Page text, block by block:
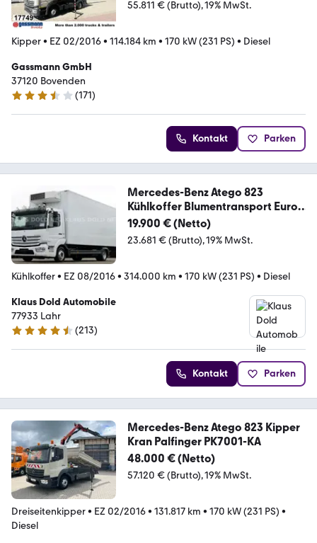
55.811 € (Brutto) 19% MwSt.
Kipper• EZ 02/2016• 114.184 km • 170 kW (231 PS) • Diesel
Gassmann GmbH
37120 Bovenden
3.7 Sterne
(171)
Kontakt Parken
Mercedes-Benz Atego 823
Kühlkoffer Blumentransport Euro
6
19.900 € (Netto)
23.681 € (Brutto) 19% MwSt.
Kühlkoffer• EZ 08/2016• 314.000 km • 170 kW (231 PS) • Diesel
Klaus Dold Automobile
77933 Lahr
4.5 Sterne
(213)
Kontakt Parken
Mercedes-Benz Atego 823 Kipper
Kran Palfinger PK7001-KA
48.000 € (Netto)
57.120 € (Brutto) 19% MwSt.
Dreiseitenkipper• EZ 02/2016• 131.817 km • 170 kW (231 PS) •
Diesel